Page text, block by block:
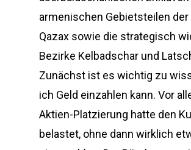
armenischen Gebietsteilen der
Qazax sowie die strategisch
Bezirke Kelbadschar und
Zunächst ist es wichtig zu
ich Geld einzahlen kann. Vor
Aktien-Platzierung hatte den
belastet, ohne dann wirklich